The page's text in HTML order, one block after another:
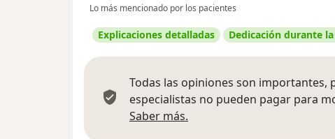
Lo más mencionado por los pacientes
Explicaciones detalladas Dedicación durante
Todas las opiniones son importantes,
especialistas no pueden pagar para
Saber más.